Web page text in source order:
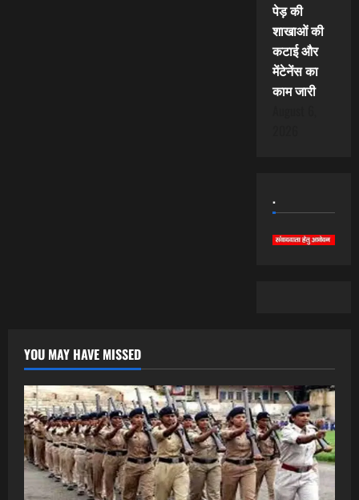
पेड़ की
शाखाओं की
कटाई और
मेंटेनेंस का
काम जारी
.
YOU MAY HAVE MISSED